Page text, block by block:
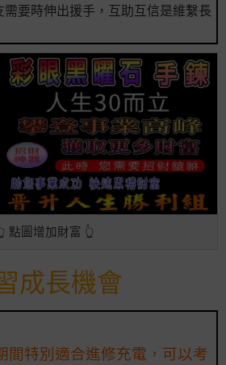
要時伸出援手，互助互信是維繫長
點圖增加財富 👆
成長機會
間特別適合進修充電，可以考